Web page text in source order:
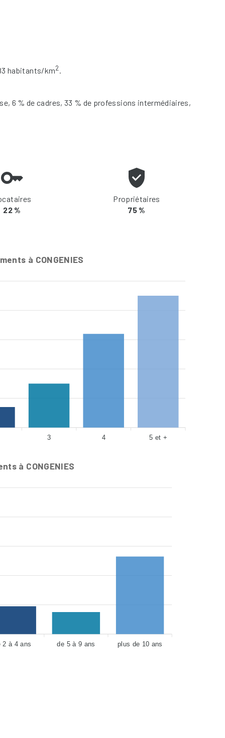
habitants/km2.
6 % de cadres, 33 % de professions intermédiaires,
22 %
Propriétaires
75 %
à CONGENIES
3 4 5 et +
à CONGENIES
2 à 4 ans de 5 à 9 ans plus de 10 ans